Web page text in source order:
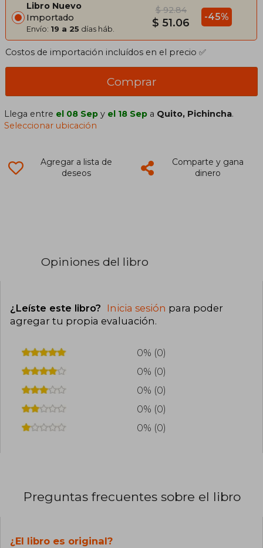
Libro Nuevo
Importado
Envío: 19 a 25 días háb.
$ 92.84
$ 51.06 -45%
Costos de importación incluídos en el precio ✅
Comprar
Llega entre el 08 Sep y el 18 Sep a Quito, Pichincha.
Seleccionar ubicación
Agregar a lista de
deseos
Comparte y gana
dinero
Opiniones del libro
¿Leíste este libro? Inicia sesión para poder
agregar tu propia evaluación.
0% (0)
0% (0)
0% (0)
0% (0)
0% (0)
Preguntas frecuentes sobre el libro
¿El libro es original?